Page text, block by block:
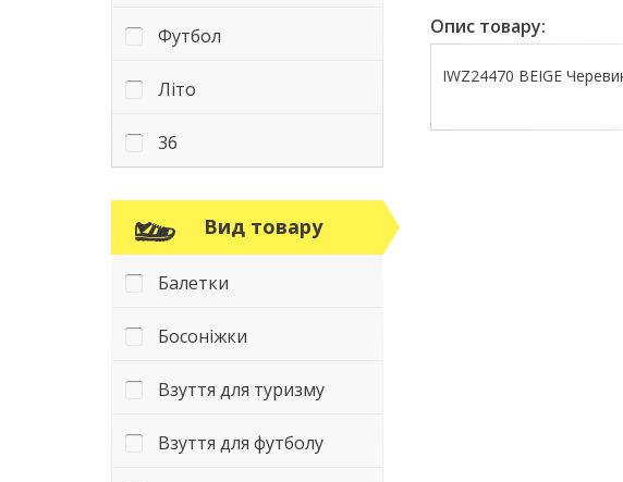
Футбол
Літо
36
Вид товару
Балетки
Босоніжки
Взуття для туризму
Взуття для футболу
Опис товару:
IWZ24470 BEIGE